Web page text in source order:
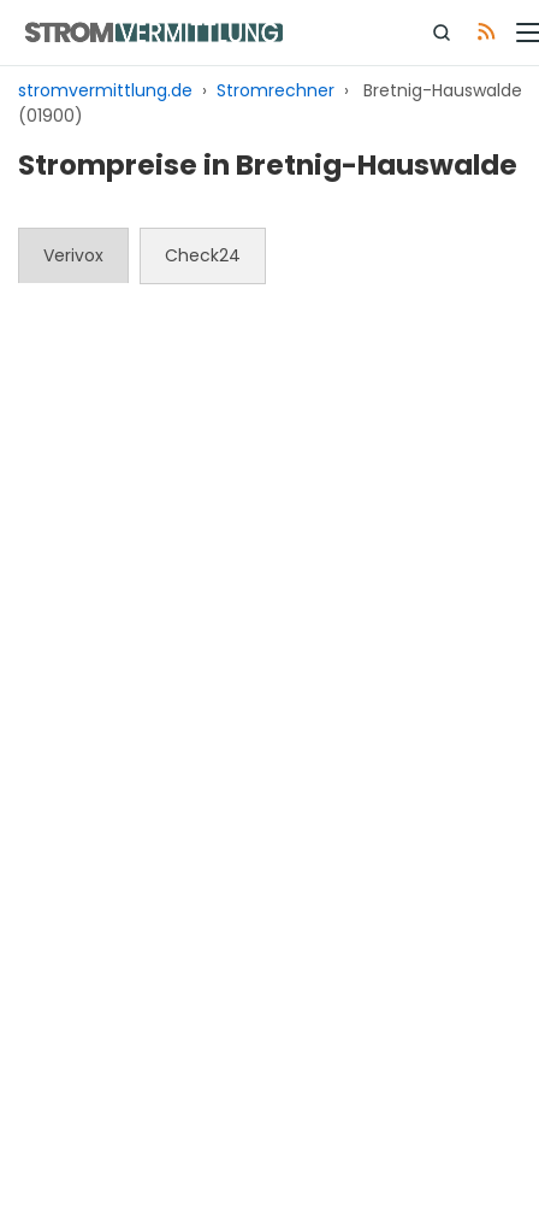
Inhalt
springen
stromvermittlung.de › Stromrechner › Bretnig-Hauswalde
(01900)
Strompreise in Bretnig-Hauswalde
Verivox Check24